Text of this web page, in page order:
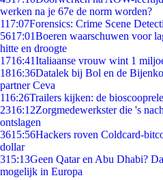
werken na je 67e de norm worden?
117:07Forensics: Crime Scene
5617:01Boeren waarschuwen voor
hitte en droogte
1716:41Italiaanse vrouw wint 1
1816:36Datalek bij Bol en de
partner Ceva
116:26Trailers kijken: de
2316:12Zorgmedewerkster die 's
ontslagen
3615:56Hackers roven Coldcard-
dollar
315:13Geen Qatar en Abu Dhabi?
mogelijk in Europa